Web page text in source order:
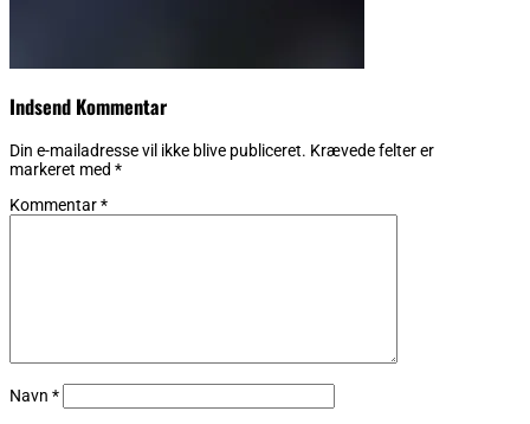
Indsend Kommentar
Din e-mailadresse vil ikke blive publiceret. Krævede felter er
markeret med *
Kommentar*
Navn *